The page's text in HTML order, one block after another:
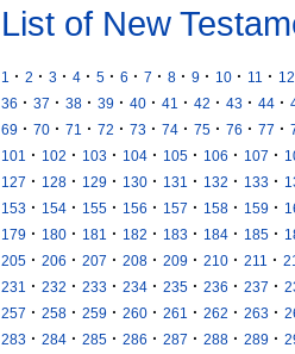
List of New
1 · 2 · 3 · 4 · 5 · 6 · 7 · 8 · 9 · 10 · 11 · 12
36 · 37 · 38 · 39 · 40 · 41 · 42 · 43 · 44 ·
69 · 70 · 71 · 72 · 73 · 74 · 75 · 76 · 77 ·
101
· 102 · 103 · 104 · 105 · 106 · 107 ·
127 · 128 · 129 · 130 · 131 · 132 · 133 ·
153 · 154 · 155 · 156 · 157 · 158 · 159 ·
179 · 180 · 181 · 182 · 183 · 184 · 185 ·
205 · 206 · 207 · 208 · 209 · 210 · 211 ·
231
· 232 · 233 · 234 · 235 · 236 · 237 ·
257 · 258 · 259 · 260 · 261 · 262 · 263 ·
283 · 284 · 285 · 286 · 287 · 288 · 289 ·